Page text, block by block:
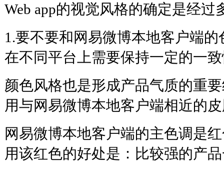
Web app的视觉风格的确定是经过
1.要不要和网易微博本地客户端
在不同平台上需要保持一定的一
颜色风格也是形成产品气质的重
用与网易微博本地客户端相近的
网易微博本地客户端的主色调是
用该红色的好处是：比较强的产